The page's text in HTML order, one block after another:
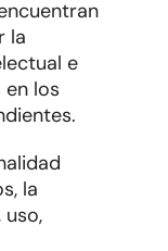
la
e
los
la